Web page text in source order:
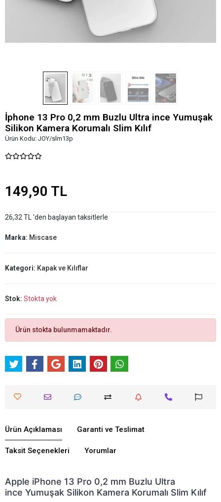
İphone 13 Pro 0,2 mm Buzlu Ultra ince Yumuşak
Silikon Kamera Korumalı Slim Kılıf
Ürün Kodu: JOY/slm13p
149,90 TL
26,32 TL 'den başlayan taksitlerle
Marka: Miscase
Kategori: Kapak ve Kılıflar
Stok: Stokta yok
Ürün stokta bulunmamaktadır.
Ürün Açıklaması Garanti ve Teslimat
Taksit Seçenekleri Yorumlar
Apple iPhone 13 Pro 0,2 mm Buzlu Ultra
ince Yumuşak Silikon Kamera Korumalı Slim Kılıf